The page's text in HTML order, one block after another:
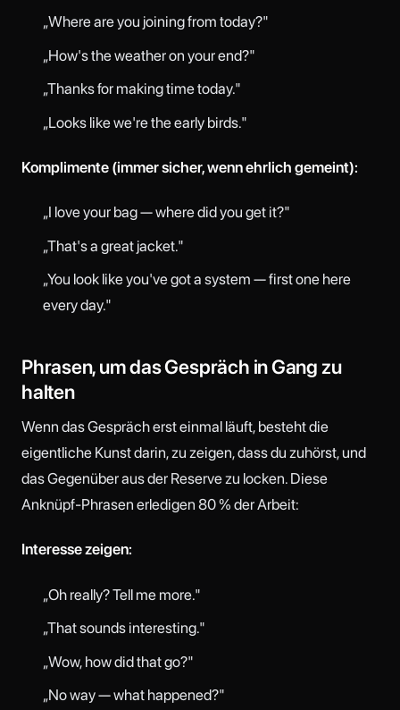
„Where are you joining from today?"
„How's the weather on your end?"
„Thanks for making time today."
„Looks like we're the early birds."
Komplimente (immer sicher, wenn ehrlich gemeint):
„I love your bag — where did you get it?"
„That's a great jacket."
„You look like you've got a system — first one here
every day."
Phrasen, um das Gespräch in Gang zu
halten
Wenn das Gespräch erst einmal läuft, besteht die
eigentliche Kunst darin, zu zeigen, dass du zuhörst, und
das Gegenüber aus der Reserve zu locken. Diese
Anknüpf-Phrasen erledigen 80 % der Arbeit:
Interesse zeigen:
„Oh really? Tell me more."
„That sounds interesting."
„Wow, how did that go?"
„No way — what happened?"